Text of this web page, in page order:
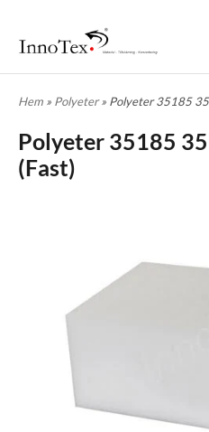
Hem » Polyeter» Polyeter 35185
Polyeter 35185
(Fast)